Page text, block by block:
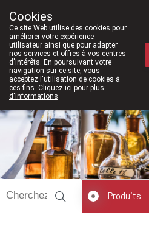
Produits
Cookies
Ce site Web utilise des cookies pour
améliorer votre expérience
utilisateur ainsi que pour adapter
nos services et offres à vos centres
d'intérêts. En poursuivant votre
navigation sur ce site, vous
acceptez l'utilisation de cookies à
ces fins. Cliquez ici pour plus
d'informations.